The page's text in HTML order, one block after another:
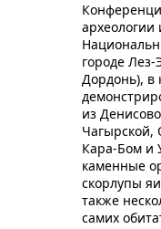
городе
Дордонь), в
из
Чагырской,
Кара-Бом и
каменные
скорлупы
также
самих